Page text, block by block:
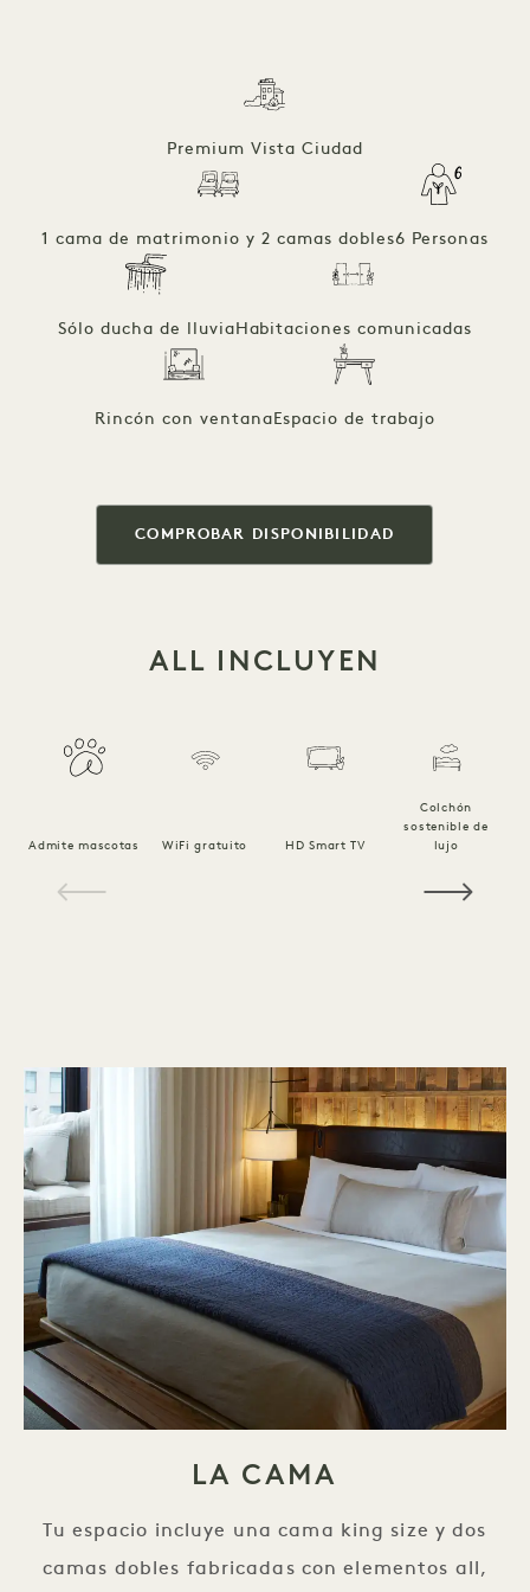
Premium Vista Ciudad
1 cama de matrimonio y 2 camas dobles6 Personas
Sólo ducha de lluviaHabitaciones comunicadas
Rincón con ventanaEspacio de trabajo
COMPROBAR DISPONIBILIDAD
ALL INCLUYEN
Admite mascotas WiFi gratuito HD Smart TV
Colchón
sostenible de
lujo
LA CAMA
Tu espacio incluye una cama king size y dos
camas dobles fabricadas con elementos all,